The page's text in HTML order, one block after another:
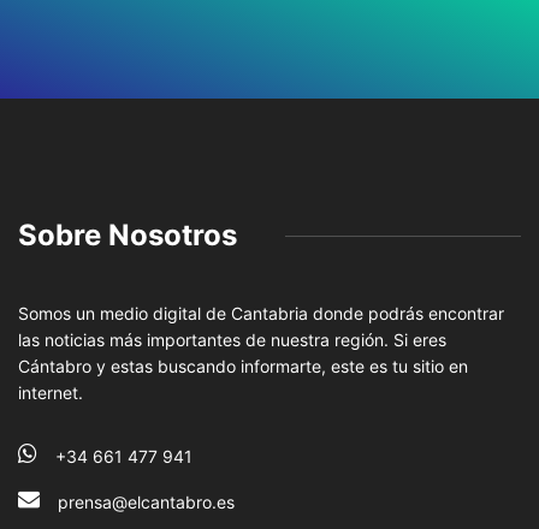
Sobre Nosotros
Somos un medio digital de Cantabria donde podrás encontrar
las noticias más importantes de nuestra región. Si eres
Cántabro y estas buscando informarte, este es tu sitio en
internet.
+34 661 477 941
prensa@elcantabro.es